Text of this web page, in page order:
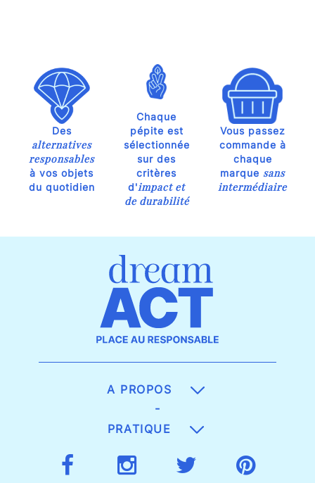
Des
alternatives
responsables
à vos objets
du quotidien
Chaque
pépite est
sélectionnée
sur des
critères
d'impact et
de durabilité
Vous passez
commande à
chaque
marque sans
intermédiaire
A PROPOS
-
PRATIQUE